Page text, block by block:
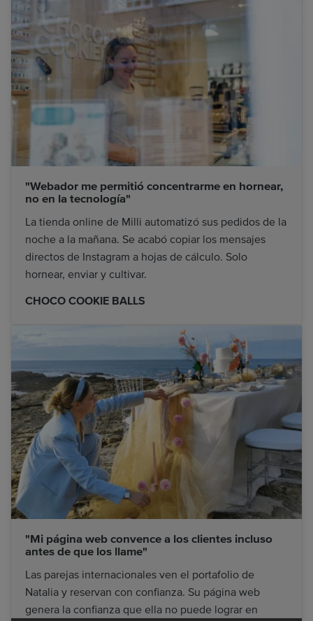
"Webador me permitió concentrarme en hornear,
no en la tecnología"
La tienda online de Milli automatizó sus pedidos de la
noche a la mañana. Se acabó copiar los mensajes
directos de Instagram a hojas de cálculo. Solo
hornear, enviar y cultivar.
CHOCO COOKIE BALLS
"Mi página web convence a los clientes incluso
antes de que los llame"
Las parejas internacionales ven el portafolio de
Natalia y reservan con confianza. Su página web
genera la confianza que ella no puede lograr en